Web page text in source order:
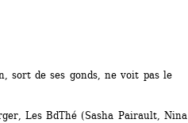
sort de ses gonds, ne voit pas le
Les BdThé (Sasha Pairault, Nina